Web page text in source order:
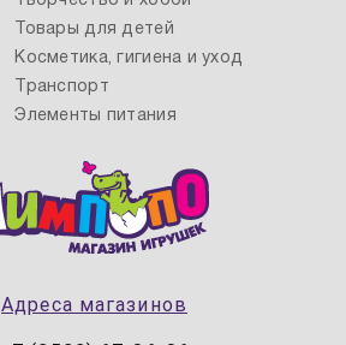
Адреса магазинов
Товары для детей
Косметика, гигиена и уход
Транспорт
Элементы питания